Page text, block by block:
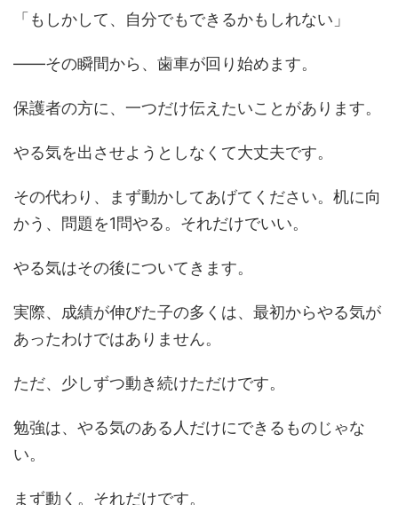
「もしかして、自分でもできるかもしれない」
——その瞬間から、歯車が回り始めます。
保護者の方に、一つだけ伝えたいことがあります。
やる気を出させようとしなくて大丈夫です。
その代わり、まず動かしてあげてください。机に向
かう、問題を1問やる。それだけでいい。
やる気はその後についてきます。
実際、成績が伸びた子の多くは、最初からやる気が
あったわけではありません。
ただ、少しずつ動き続けただけです。
勉強は、やる気のある人だけにできるものじゃな
い。
まず動く。それだけです。